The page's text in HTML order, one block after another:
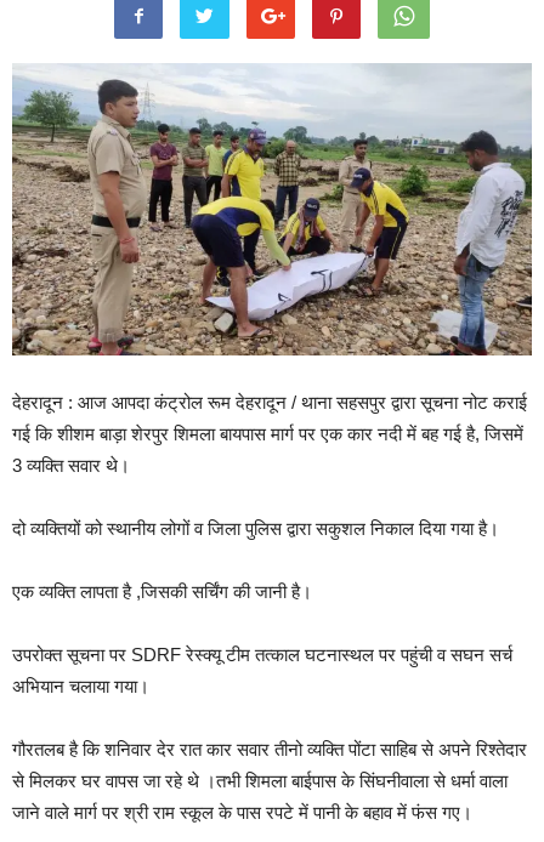
देहरादून : आज आपदा कंट्रोल रूम देहरादून / थाना सहसपुर द्वारा सूचना नोट कराई
गई कि शीशम बाड़ा शेरपुर शिमला बायपास मार्ग पर एक कार नदी में बह गई है, जिसमें
3 व्यक्ति सवार थे।
दो व्यक्तियों को स्थानीय लोगों व जिला पुलिस द्वारा सकुशल निकाल दिया गया है।
एक व्यक्ति लापता है ,जिसकी सर्चिंग की जानी है।
उपरोक्त सूचना पर SDRF रेस्क्यू टीम तत्काल घटनास्थल पर पहुंची व सघन सर्च
अभियान चलाया गया।
गौरतलब है कि शनिवार देर रात कार सवार तीनो व्यक्ति पोंटा साहिब से अपने रिश्तेदार
से मिलकर घर वापस जा रहे थे ।तभी शिमला बाईपास के सिंघनीवाला से धर्मा वाला
जाने वाले मार्ग पर श्री राम स्कूल के पास रपटे में पानी के बहाव में फंस गए।